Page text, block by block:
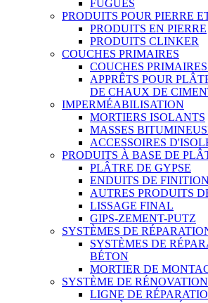
FUGUES
PRODUITS POUR PIERRE
PRODUITS EN PIERRE
PRODUITS CLINKER
COUCHES PRIMAIRES
COUCHES
APPRÊTS POUR
DE CHAUX DE
IMPERMÉABILISATION
MORTIERS ISOLANTS
MASSES
ACCESSOIRES
PRODUITS À BASE DE
PLÂTRE DE GYPSE
ENDUITS DE
AUTRES PRODUITS
LISSAGE FINAL
GIPS-ZEMENT-PUTZ
SYSTÈMES DE
SYSTÈMES DE
BÉTON
MORTIER DE
SYSTÈME DE RÉNOVATION
LIGNE DE